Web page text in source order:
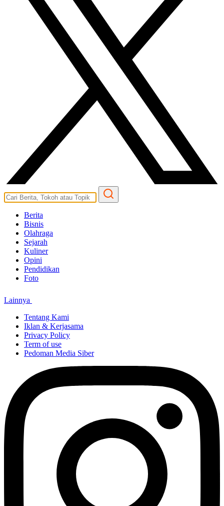
Berita
Bisnis
Olahraga
Sejarah
Kuliner
Opini
Pendidikan
Foto
Lainnya
Tentang Kami
Iklan & Kerjasama
Privacy Policy
Term of use
Pedoman Media Siber